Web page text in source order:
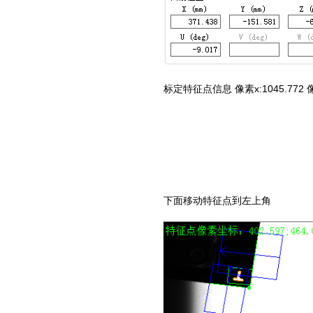
标定特征点信息 像素x:1045.772
下面移动特征点到左上角